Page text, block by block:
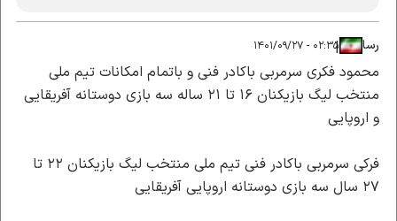
رسا|
|۰۲:۳۵ - ۱۴۰۱/۰۹/۲۷
محمود فکری سرمربی باکادر فنی و باتمام امکانات تیم ملی
منتخب لیگ بازیکنان ۱۶ تا ۲۱ ساله سه بازی دوستانه آفریقایی
و اروپایی
فرکی سرمربی باکادر فنی تیم ملی منتخب لیگ بازیکنان ۲۲ تا
۲۷ سال سه بازی دوستانه اروپایی آفریقایی